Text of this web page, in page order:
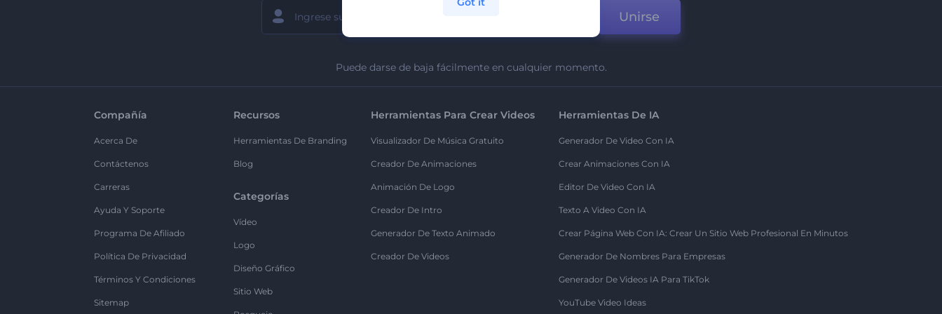
Unirse
Puede darse de baja fácilmente en cualquier momento.
Compañía
Acerca De
Contáctenos
Carreras
Ayuda Y Soporte
Programa De Afiliado
Política De Privacidad
Términos Y Condiciones
Sitemap
Recursos
Herramientas De Branding
Blog
Categorías
Vídeo
Logo
Diseño Gráfico
Sitio Web
Herramientas Para Crear Videos
Visualizador De Música Gratuito
Creador De Animaciones
Animación De Logo
Creador De Intro
Generador De Texto Animado
Creador De Videos
Herramientas De IA
Generador De Video Con IA
Crear Animaciones Con IA
Editor De Video Con IA
Texto A Video Con IA
Crear Página Web Con IA: Crear Un Sitio Web Profesional En Minutos
Generador De Nombres Para Empresas
Generador De Videos IA Para TikTok
YouTube Video Ideas